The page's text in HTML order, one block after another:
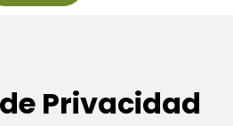
Privacidad